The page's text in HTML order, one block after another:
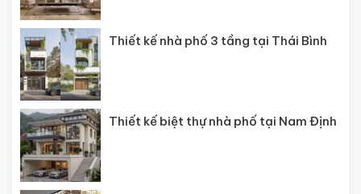
Thiết kế nhà phố 3 tầng tại Thái Bình
Thiết kế biệt thự nhà phố tại Nam Định